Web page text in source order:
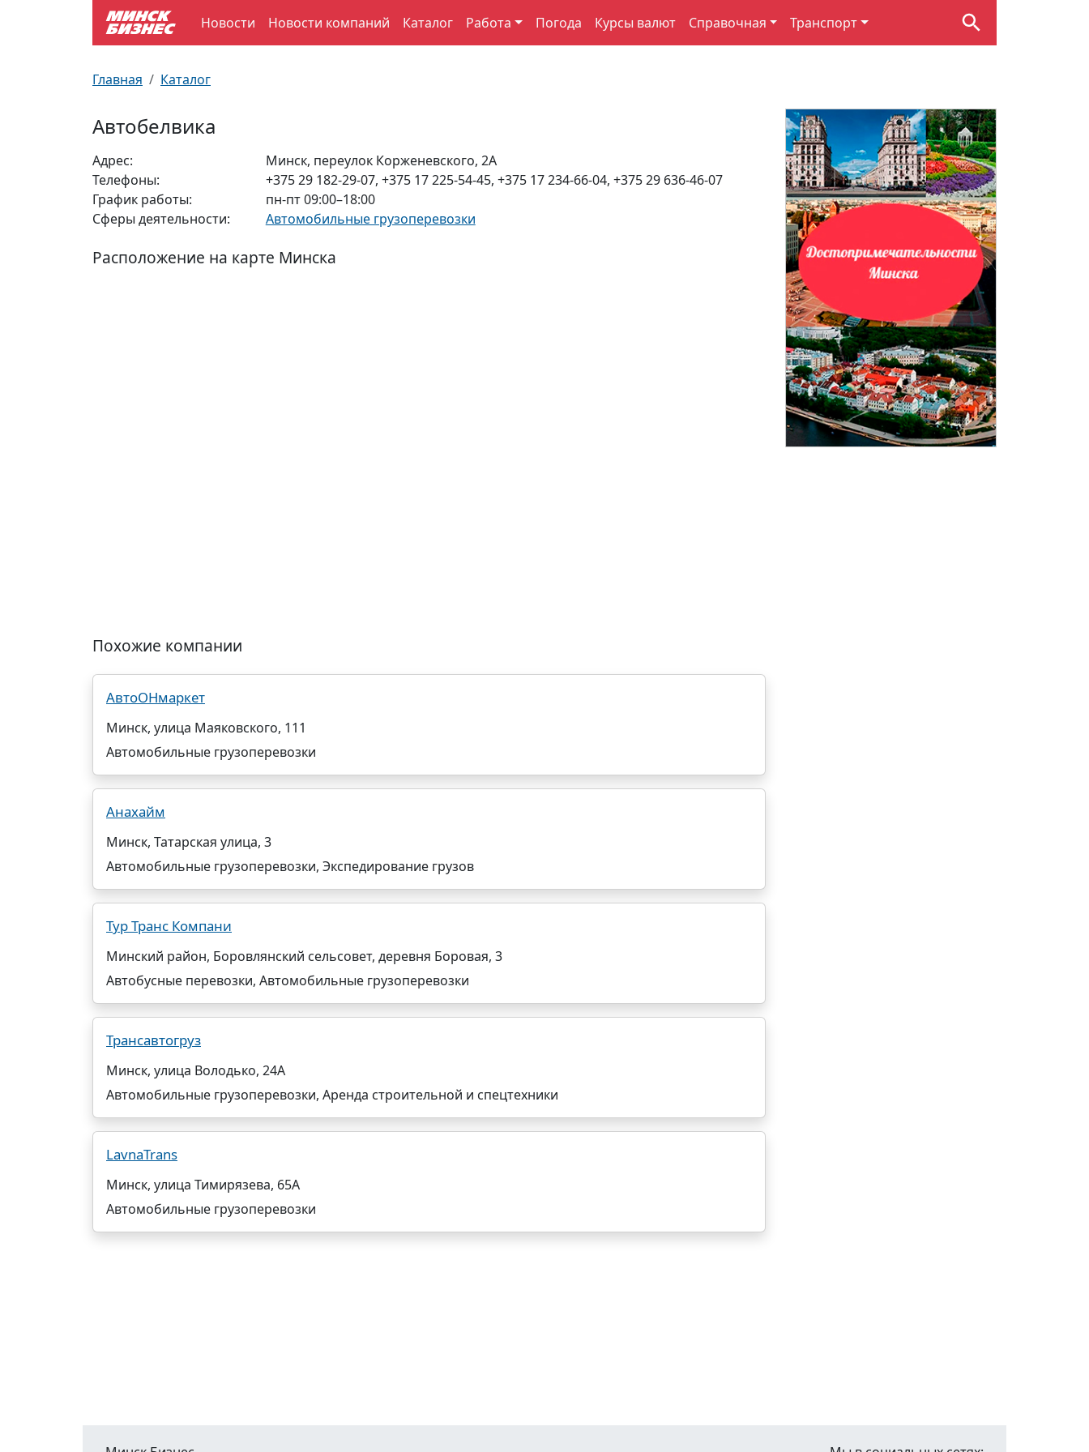
Новости Новости компаний Каталог Работа Погода Курсы валют Справочная Транспорт
Главная Каталог
Автобелвика
Адрес:
Минск, переулок Корженевского, 2А
Телефоны:
+375 29 182-29-07, +375 17 225-54-45, +375 17 234-66-04, +375 29 636-46-07
График работы:
пн-пт 09:00–18:00
Сферы деятельности:
Автомобильные грузоперевозки
Расположение на карте Минска
Похожие компании
АвтоОНмаркет
Минск, улица Маяковского, 111
Автомобильные грузоперевозки
Анахайм
Минск, Татарская улица, 3
Автомобильные грузоперевозки, Экспедирование грузов
Тур Транс Компани
Минский район, Боровлянский сельсовет, деревня Боровая, 3
Автобусные перевозки, Автомобильные грузоперевозки
Трансавтогруз
Минск, улица Володько, 24А
Автомобильные грузоперевозки, Аренда строительной и спецтехники
LavnaTrans
Минск, улица Тимирязева, 65А
Автомобильные грузоперевозки
Улицы Минска
Производственный календарь
Документы для ЗАГСа
Пробки на дорогах